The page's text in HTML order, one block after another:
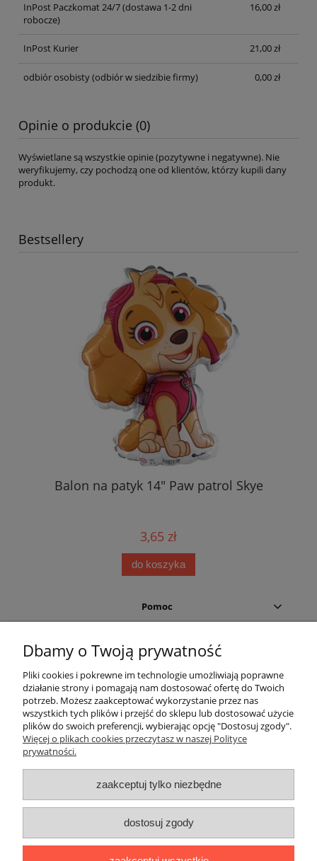
InPost Paczkomat 24/7 (dostawa 1-2 dni
robocze)
16,00 zł
InPost Kurier 21,00 zł
odbiór osobisty(odbiór w siedzibie firmy) 0,00 zł
Opinie o produkcie (0)
Wyświetlane są wszystkie opinie (pozytywne i negatywne). Nie
weryfikujemy, czy pochodzą one od klientów, którzy kupili dany
produkt.
Bestsellery
Balon na patyk 14" Paw patrol Skye
3,65 zł
do koszyka
Pomoc
Płatności i dostawa
Informacje
O nas
Helium Leader
Dbamy o Twoją prywatność
Pliki cookies i pokrewne im technologie umożliwiają poprawne
działanie strony i pomagają nam dostosować ofertę do Twoich
potrzeb. Możesz zaakceptować wykorzystanie przez nas
wszystkich tych plików i przejść do sklepu lub dostosować użycie
plików do swoich preferencji, wybierając opcję "Dostosuj zgody".
Więcej o plikach cookies przeczytasz w naszej Polityce
prywatności.
zaakceptuj tylko niezbędne
dostosuj zgody